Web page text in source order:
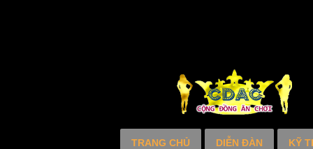
TRANG CHỦ DIỄN ĐÀN KỸ